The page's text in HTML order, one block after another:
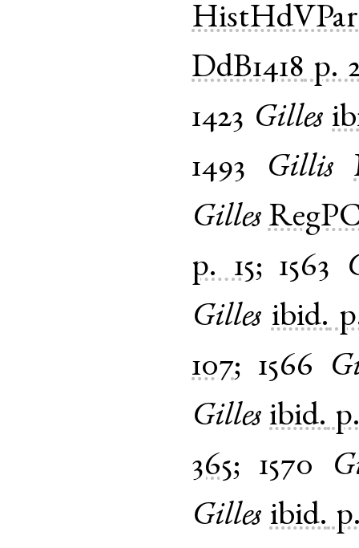
DdB1418 p.
1423 Gilles
1493
Gillis
Gilles
p. 15; 1563
Gilles ibid.
107; 1566
Gilles ibid.
365; 1570
Gilles ibid.